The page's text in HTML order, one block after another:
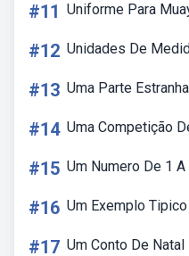
#11 Uniforme Para
#12 Unidades De
#13 Uma Parte
#14 Uma Competição
#15 Um Numero De 1
#16 Um Exemplo
#17 Um Conto De